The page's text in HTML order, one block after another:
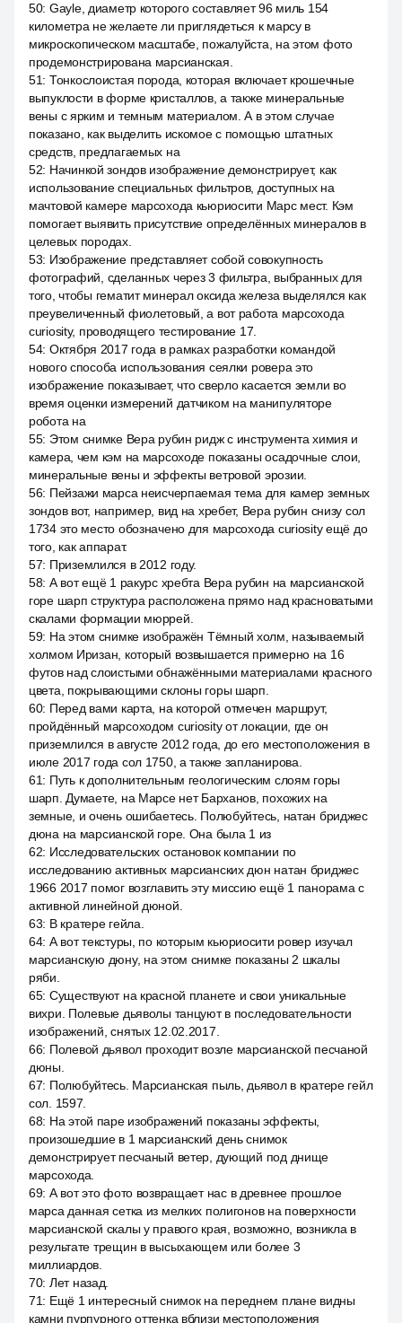
50: Gayle, диаметр которого составляет 96 миль 154
километра не желаете ли приглядеться к марсу в
микроскопическом масштабе, пожалуйста, на этом фото
продемонстрирована марсианская.
51: Тонкослоистая порода, которая включает крошечные
выпуклости в форме кристаллов, а также минеральные
вены с ярким и темным материалом. А в этом случае
показано, как выделить искомое с помощью штатных
средств, предлагаемых на
52: Начинкой зондов изображение демонстрирует, как
использование специальных фильтров, доступных на
мачтовой камере марсохода кьюриосити Марс мест. Кэм
помогает выявить присутствие определённых минералов в
целевых породах.
53: Изображение представляет собой совокупность
фотографий, сделанных через 3 фильтра, выбранных для
того, чтобы гематит минерал оксида железа выделялся как
преувеличенный фиолетовый, а вот работа марсохода
curiosity, проводящего тестирование 17.
54: Октября 2017 года в рамках разработки командой
нового способа использования сеялки ровера это
изображение показывает, что сверло касается земли во
время оценки измерений датчиком на манипуляторе
робота на
55: Этом снимке Вера рубин ридж с инструмента химия и
камера, чем кэм на марсоходе показаны осадочные слои,
минеральные вены и эффекты ветровой эрозии.
56: Пейзажи марса неисчерпаемая тема для камер земных
зондов вот, например, вид на хребет, Вера рубин снизу сол
1734 это место обозначено для марсохода curiosity ещё до
того, как аппарат.
57: Приземлился в 2012 году.
58: А вот ещё 1 ракурс хребта Вера рубин на марсианской
горе шарп структура расположена прямо над красноватыми
скалами формации мюррей.
59: На этом снимке изображён Тёмный холм, называемый
холмом Иризан, который возвышается примерно на 16
футов над слоистыми обнажёнными материалами красного
цвета, покрывающими склоны горы шарп.
60: Перед вами карта, на которой отмечен маршрут,
пройдённый марсоходом curiosity от локации, где он
приземлился в августе 2012 года, до его местоположения в
июле 2017 года сол 1750, а также запланирова.
61: Путь к дополнительным геологическим слоям горы
шарп. Думаете, на Марсе нет Барханов, похожих на
земные, и очень ошибаетесь. Полюбуйтесь, натан бриджес
дюна на марсианской горе. Она была 1 из
62: Исследовательских остановок компании по
исследованию активных марсианских дюн натан бриджес
1966 2017 помог возглавить эту миссию ещё 1 панорама с
активной линейной дюной.
63: В кратере гейла.
64: А вот текстуры, по которым кьюриосити ровер изучал
марсианскую дюну, на этом снимке показаны 2 шкалы
ряби.
65: Существуют на красной планете и свои уникальные
вихри. Полевые дьяволы танцуют в последовательности
изображений, снятых 12.02.2017.
66: Полевой дьявол проходит возле марсианской песчаной
дюны.
67: Полюбуйтесь. Марсианская пыль, дьявол в кратере гейл
сол. 1597.
68: На этой паре изображений показаны эффекты,
произошедшие в 1 марсианский день снимок
демонстрирует песчаный ветер, дующий под днище
марсохода.
69: А вот это фото возвращает нас в древнее прошлое
марса данная сетка из мелких полигонов на поверхности
марсианской скалы у правого края, возможно, возникла в
результате трещин в высыхающем или более 3
миллиардов.
70: Лет назад.
71: Ещё 1 интересный снимок на переднем плане видны
камни пурпурного оттенка вблизи местоположения